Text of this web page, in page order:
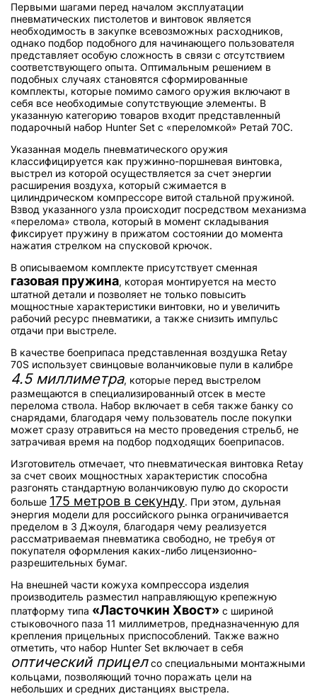
Первыми шагами перед началом эксплуатации
пневматических пистолетов и винтовок является
необходимость в закупке всевозможных расходников,
однако подбор подобного для начинающего пользователя
представляет особую сложность в связи с отсутствием
соответствующего опыта. Оптимальным решением в
подобных случаях становятся сформированные
комплекты, которые помимо самого оружия включают в
себя все необходимые сопутствующие элементы. В
указанную категорию товаров входит представленный
подарочный набор Hunter Set с «переломкой» Ретай 70С.
Указанная модель пневматического оружия
классифицируется как пружинно-поршневая винтовка,
выстрел из которой осуществляется за счет энергии
расширения воздуха, который сжимается в
цилиндрическом компрессоре витой стальной пружиной.
Взвод указанного узла происходит посредством механизма
«перелома» ствола, который в момент складывания
фиксирует пружину в прижатом состоянии до момента
нажатия стрелком на спусковой крючок.
В описываемом комплекте присутствует сменная
газовая пружина, которая монтируется на место
штатной детали и позволяет не только повысить
мощностные характеристики винтовки, но и увеличить
рабочий ресурс пневматики, а также снизить импульс
отдачи при выстреле.
В качестве боеприпаса представленная воздушка Retay
70S использует свинцовые воланчиковые пули в калибре
4.5 миллиметра, которые перед выстрелом
размещаются в специализированный отсек в месте
перелома ствола. Набор включает в себя также банку со
снарядами, благодаря чему пользователь после покупки
может сразу отравиться на место проведения стрельб, не
затрачивая время на подбор подходящих боеприпасов.
Изготовитель отмечает, что пневматическая винтовка Retay
за счет своих мощностных характеристик способна
разгонять стандартную воланчиковую пулю до скорости
больше 175 метров в секунду. При этом, дульная
энергия модели для российского рынка ограничивается
пределом в 3 Джоуля, благодаря чему реализуется
рассматриваемая пневматика свободно, не требуя от
покупателя оформления каких-либо лицензионно-
разрешительных бумаг.
На внешней части кожуха компрессора изделия
производитель разместил направляющую крепежную
платформу типа «Ласточкин Хвост» с шириной
стыковочного паза 11 миллиметров, предназначенную для
крепления прицельных приспособлений. Также важно
отметить, что набор Hunter Set включает в себя
оптический прицелсо специальными монтажными
кольцами, позволяющий точно поражать цели на
небольших и средних дистанциях выстрела.